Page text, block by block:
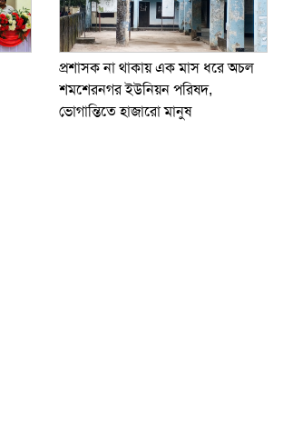
প্রশাসক না থাকায় এক মাস ধরে অচল
শমশেরনগর ইউনিয়ন পরিষদ,
ভোগান্তিতে হাজারো মানুষ